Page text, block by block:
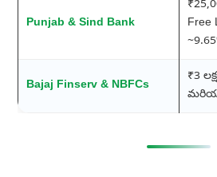
Punjab & Sind Bank
Free
Bajaj Finserv & NBFCs
₹3